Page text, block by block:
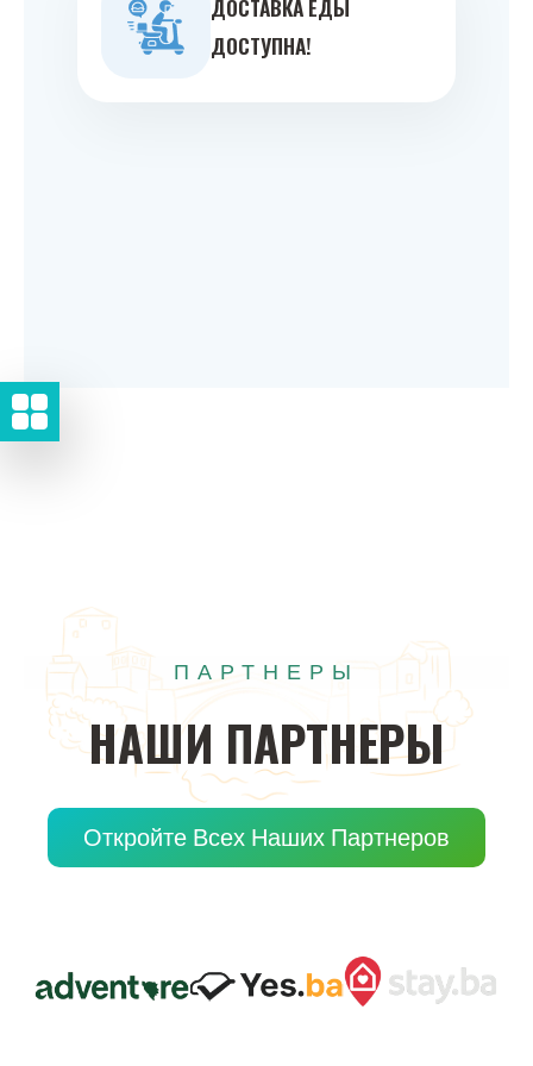
ДОСТАВКА ЕДЫ
ДОСТУПНА!
ПАРТНЕРЫ
НАШИ ПАРТНЕРЫ
Откройте Всех Наших Партнеров